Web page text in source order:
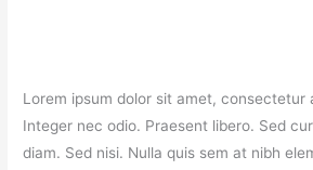
Lorem ipsum dolor sit amet, consectetur
Integer nec odio. Praesent libero. Sed
diam. Sed nisi. Nulla quis sem at nibh